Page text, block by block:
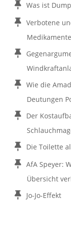
Was ist
Verbotene
Medikamente
Wie die
Deutungen
Der
Die Toilette
AfA Speyer:
Übersicht
Jo-Jo-Effekt